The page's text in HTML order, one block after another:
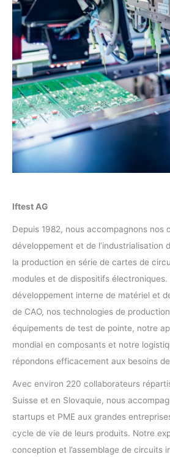
Iftest AG
Depuis 1982, nous accompagnons nos
développement et de l’industrialisation
la production en série de cartes de
modules et de dispositifs
développement interne de matériel et
de CAO, nos technologies de
équipements de test de pointe, notre
mondial en composants et notre
répondons efficacement aux besoins
Avec environ 220 collaborateurs
Suisse et en Slovaquie, nous
startups et PME aux grandes
cycle de vie de leurs produits. Notre
conception et l’assemblage de circuits